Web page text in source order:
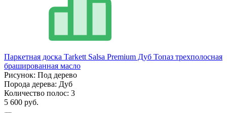
Паркетная доска Tarkett Salsa Premium Дуб Топаз трехполосная
брашированная масло
Рисунок: Под дерево
Порода дерева: Дуб
Количество полос: 3
5 600 руб.